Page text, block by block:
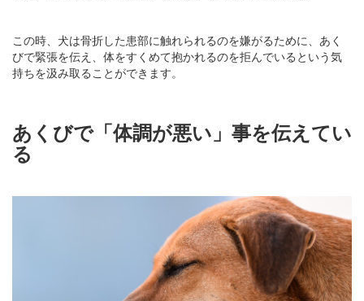
この時、犬は骨折した患部に触れられるのを嫌がるために、あく
びで緊張を伝え、体をすくめて抱かれるのを拒んでいるという気
持ちを汲み取ることができます。
あくびで「体調が悪い」事を伝えてい
る